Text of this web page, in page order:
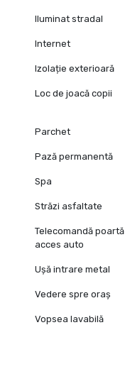
Iluminat stradal
Internet
Izolație exterioară
Loc de joacă copii
Parchet
Pază permanentă
Spa
Străzi asfaltate
Telecomandă poartă
acces auto
Ușă intrare metal
Vedere spre oraș
Vopsea lavabilă